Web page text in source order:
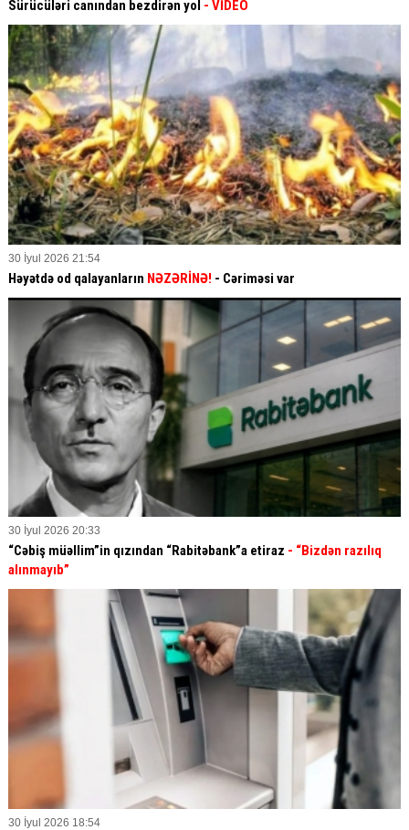
Sürücüləri canından bezdirən yol - VİDEO
30 İyul 2026 21:54
Həyətdə od qalayanların NƏZƏRİNƏ! - Cəriməsi var
30 İyul 2026 20:33
“Cəbiş müəllim”in qızından “Rabitəbank”a etiraz - “Bizdən razılıq
alınmayıb”
30 İyul 2026 18:54